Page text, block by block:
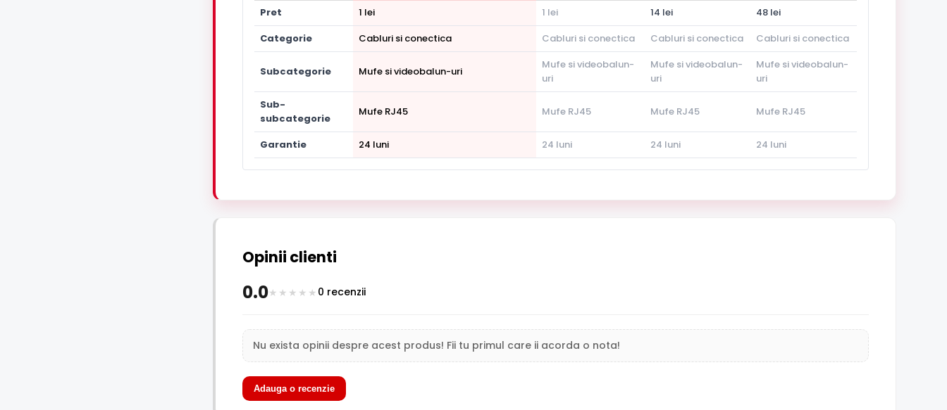
Pret 1 lei 1 lei 14 lei
48 lei
Categorie
Cabluri si conectica Cabluri si conectica Cabluri si conectica Cabluri si conectica
Subcategorie Mufe si videobalun-uri
Mufe si videobalun-
uri
Mufe si videobalun-
uri
Mufe si videobalun-
uri
Sub-
subcategorie
Mufe RJ45 Mufe RJ45 Mufe RJ45 Mufe RJ45
Garantie 24 luni 24 luni 24 luni 24 luni
Opinii clienti
0.0 0 recenzii
Nu exista opinii despre acest produs! Fii tu primul care ii acorda o nota!
Adauga o recenzie